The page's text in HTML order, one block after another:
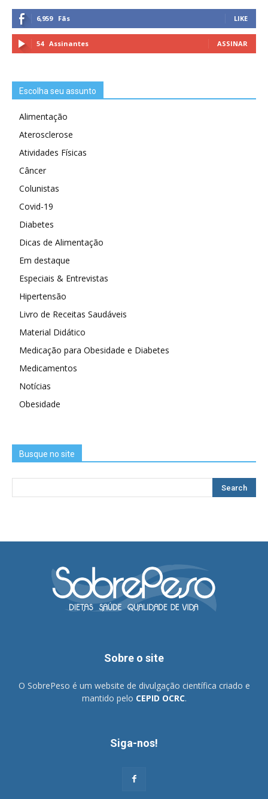
6,959 Fãs LIKE
54 Assinantes ASSINAR
Escolha seu assunto
Alimentação
Aterosclerose
Atividades Físicas
Câncer
Colunistas
Covid-19
Diabetes
Dicas de Alimentação
Em destaque
Especiais & Entrevistas
Hipertensão
Livro de Receitas Saudáveis
Material Didático
Medicação para Obesidade e Diabetes
Medicamentos
Notícias
Obesidade
Busque no site
Sobre o site
O SobrePeso é um website de divulgação científica criado e
mantido pelo CEPID OCRC.
Siga-nos!